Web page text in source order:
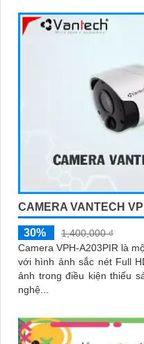
CAMERA VANTECH
30%
1,400,000 ₫
Camera VPH-A203PIR là
với hình ảnh sắc nét Full
ảnh trong điều kiện thiếu sáng. Camera được trang
nghệ...